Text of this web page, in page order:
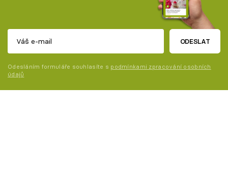
ODESLAT
Odesláním formuláře souhlasíte s podmínkami zpracování osobních
údajů